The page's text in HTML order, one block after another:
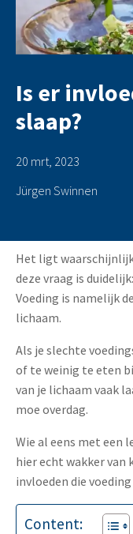
Is er
slaap?
20 mrt, 2023
Jürgen Swinnen
Het ligt
deze vraag is
Voeding is namelijk
lichaam.
Als je slechte
of te weinig te eten
van je lichaam vaak
moe overdag.
Wie al eens met een
hier echt wakker van
invloeden die
Content: